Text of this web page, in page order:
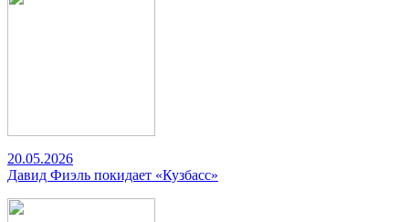
20.05.2026
Давид Фиэль покидает «Кузбасс»